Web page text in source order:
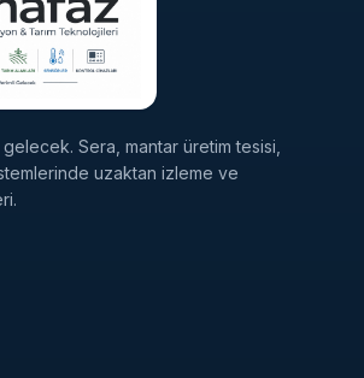
gelecek. Sera, mantar üretim tesisi,
uzaktan izleme ve